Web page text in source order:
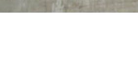
Bezienswaardigheden